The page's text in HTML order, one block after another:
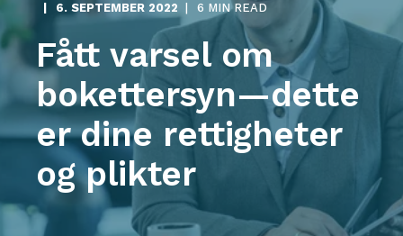
6. SEPTEMBER 2022 6 MIN READ
Fått varsel om
bokettersyn—dette
er dine rettigheter
og plikter